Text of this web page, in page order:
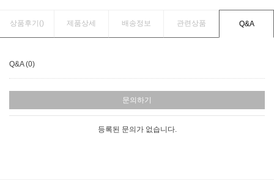
상품후기() 제품상세 배송정보 관련상품 Q&A
Q&A (0)
문의하기
등록된 문의가 없습니다.